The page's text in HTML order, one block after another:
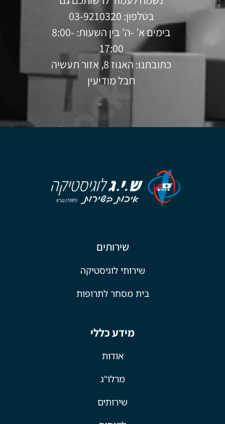
בטלפון: 03-9210320
בימים א’ -ה’ בין השעות: 8:00-
17:00
כתובתנו: האגוז 8, אזור תעשיה
חבל מודיעין
שירותים
שירותי לוגיסטיקה
בית מסחר לתרופות
מידע כללי
אודות
מרלו"ג
שירותים